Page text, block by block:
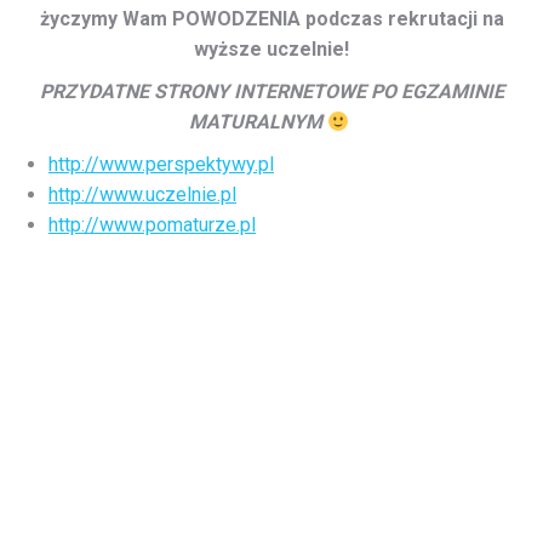
życzymy Wam POWODZENIA podczas rekrutacji na
wyższe uczelnie!
PRZYDATNE STRONY INTERNETOWE PO EGZAMINIE
MATURALNYM
http://www.perspektywy.pl
http://www.uczelnie.pl
http://www.pomaturze.pl